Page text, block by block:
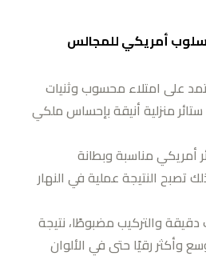
أمريكي للمجالس
على امتلاء محسوب وثنيات
منزلية أنيقة بإحساس ملكي
أمريكي مناسبة وبطانة
تصبح النتيجة عملية في النهار
والتركيب مضبوطًا، نتيجة
وأكثر رقيًا حتى في الألوان